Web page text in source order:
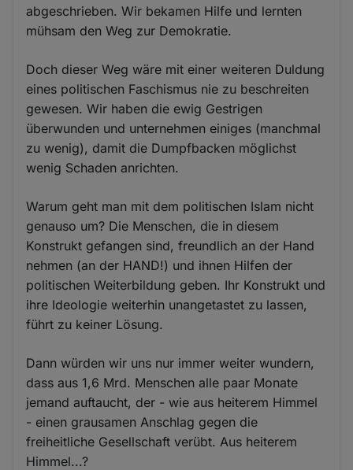
abgeschrieben. Wir bekamen Hilfe und lernten
mühsam den Weg zur Demokratie.
Doch dieser Weg wäre mit einer weiteren Duldung
eines politischen Faschismus nie zu beschreiten
gewesen. Wir haben die ewig Gestrigen
überwunden und unternehmen einiges (manchmal
zu wenig), damit die Dumpfbacken möglichst
wenig Schaden anrichten.
Warum geht man mit dem politischen Islam nicht
genauso um? Die Menschen, die in diesem
Konstrukt gefangen sind, freundlich an der Hand
nehmen (an der HAND!) und ihnen Hilfen der
politischen Weiterbildung geben. Ihr Konstrukt und
ihre Ideologie weiterhin unangetastet zu lassen,
führt zu keiner Lösung.
Dann würden wir uns nur immer weiter wundern,
dass aus 1,6 Mrd. Menschen alle paar Monate
jemand auftaucht, der - wie aus heiterem Himmel
- einen grausamen Anschlag gegen die
freiheitliche Gesellschaft verübt. Aus heiterem
Himmel...?